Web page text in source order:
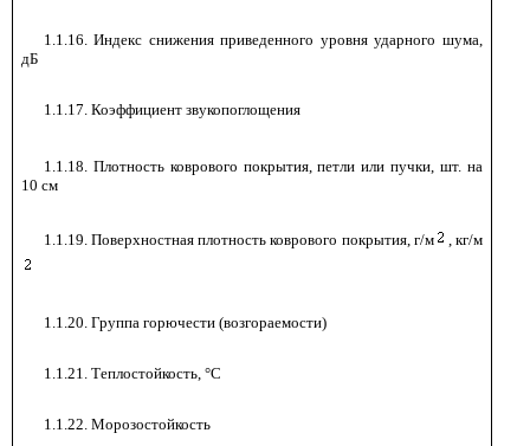
1.1.16. Индекс снижения приведенного уровня ударного шума,
дБ
1.1.17. Коэффициент звукопоглощения
1.1.18. Плотность коврового покрытия, петли или пучки, шт. на
10 см
1.1.19. Поверхностная плотность коврового покрытия, г/м , кг/м
1.1.20. Группа горючести (возгораемости)
1.1.21. Теплостойкость, °С
1.1.22. Морозостойкость